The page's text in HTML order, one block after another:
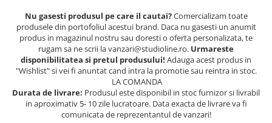
Nu gasesti produsul pe care il cautai?Comercializam toate
produsele din portofoliul acestui brand. Daca nu gasesti un anumit
produs in magazinul nostru sau doresti o oferta personalizata, te
rugam sa ne scrii la vanzari@studioline.ro. Urmareste
disponibilitatea si pretul produsului! Adauga acest produs in
"Wishlist" si vei fi anuntat cand intra la promotie sau reintra in stoc.
LA COMANDA
Durata de livrare: Produsul este disponibil in stoc furnizor si livrabil
in aproximativ 5- 10 zile lucratoare. Data exacta de livrare va fi
comunicata de reprezentantul de vanzari!